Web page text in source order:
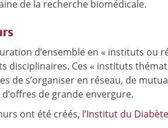
de la recherche biomédicale.
d’ensemble en « instituts ou
disciplinaires. Ces « instituts
de s’organiser en réseau, de
de grande envergure.
ont été créés, l’Institut du Diabète